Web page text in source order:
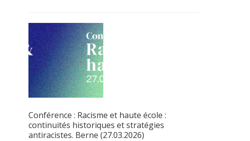
Conférence : Racisme et haute école :
continuités historiques et stratégies
antiracistes. Berne (27.03.2026)